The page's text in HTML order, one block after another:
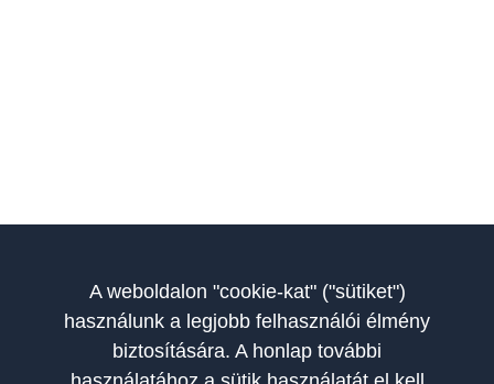
A weboldalon "cookie-kat" ("sütiket")
használunk a legjobb felhasználói élmény
biztosítására. A honlap további